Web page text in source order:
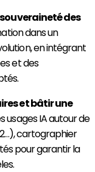
des
dans un
en intégrant
et des
et bâtir une
usages IA autour de
cartographier
pour garantir la